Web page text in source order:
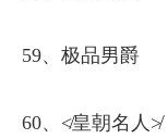
59、极品男爵
60、≮皇朝名人≯